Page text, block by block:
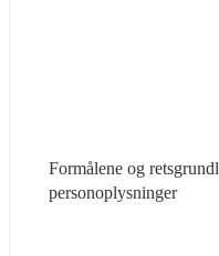
Formålene og
personoplysninger